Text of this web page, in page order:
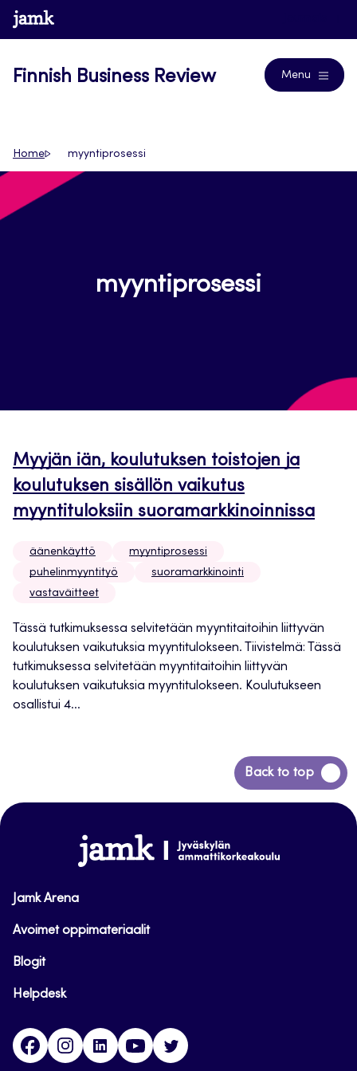
Skip
to
www.jamk.fi
Finnish Business Review Menu
Home myyntiprosessi
myyntiprosessi
Myyjän iän, koulutuksen toistojen ja
koulutuksen sisällön vaikutus
myyntituloksiin suoramarkkinoinnissa
äänenkäyttö
myyntiprosessi
puhelinmyyntityö
suoramarkkinointi
vastaväitteet
Tässä tutkimuksessa selvitetään myyntitaitoihin liittyvän
koulutuksen vaikutuksia myyntitulokseen. Tiivistelmä: Tässä
tutkimuksessa selvitetään myyntitaitoihin liittyvän
koulutuksen vaikutuksia myyntitulokseen. Koulutukseen
osallistui 4...
Back to top
Back
to
www.jamk.fi
Jamk Arena
Avoimet oppimateriaalit
Blogit
Helpdesk
FacebookInstagram
LinkedInYoutube